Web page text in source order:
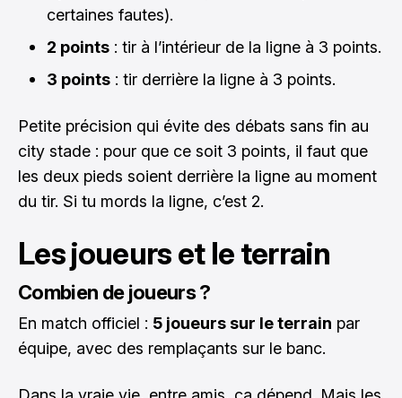
certaines fautes).
2 points : tir à l’intérieur de la ligne à 3 points.
3 points : tir derrière la ligne à 3 points.
Petite précision qui évite des débats sans fin au
city stade : pour que ce soit 3 points, il faut que
les deux pieds soient derrière la ligne au moment
du tir. Si tu mords la ligne, c’est 2.
Les joueurs et le terrain
Combien de joueurs ?
En match officiel : 5 joueurs sur le terrain par
équipe, avec des remplaçants sur le banc.